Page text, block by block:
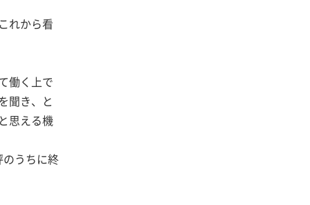
れから看
働く上で
聞き、と
思える機
うちに終